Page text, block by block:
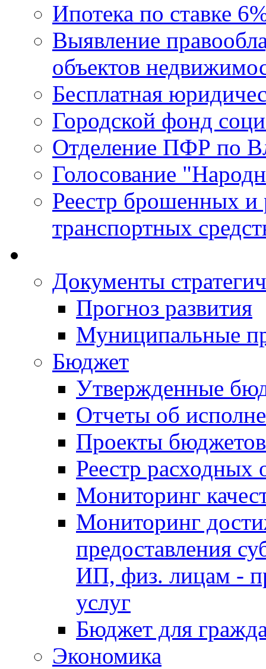
Ипотека по ставке
Выявление
объектов
Бесплатная
Городской фонд
Отделение ПФР по
Голосование
Реестр брошенных и
транспортных
Документы
Прогноз развития
Муниципальные
Бюджет
Утвержденные
Отчеты об
Проекты бюджетов
Реестр расходных
Мониторинг
Мониторинг
предоставления
ИП, физ. лицам -
услуг
Бюджет для
Экономика